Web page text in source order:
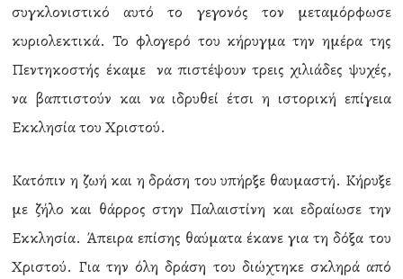
συγκλονιστικό αυτό το γεγονός τον μεταμόρφωσε
κυριολεκτικά. Το φλογερό του κήρυγμα την ημέρα της
Πεντηκοστής έκαμε να πιστέψουν τρεις χιλιάδες ψυχές,
να βαπτιστούν και να ιδρυθεί έτσι η ιστορική επίγεια
Εκκλησία του Χριστού.
Κατόπιν η ζωή και η δράση του υπήρξε θαυμαστή. Κήρυξε
με ζήλο και θάρρος στην Παλαιστίνη και εδραίωσε την
Εκκλησία. Άπειρα επίσης θαύματα έκανε για τη δόξα του
Χριστού. Για την όλη δράση του διώχτηκε σκληρά από